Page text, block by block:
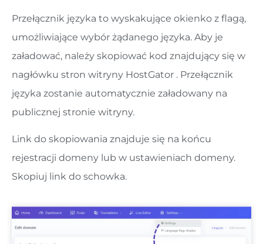
Przełącznik języka to wyskakujące okienko z flagą,
umożliwiające wybór żądanego języka. Aby je
załadować, należy skopiować kod znajdujący się w
nagłówku stron witryny HostGator . Przełącznik
języka zostanie automatycznie załadowany na
publicznej stronie witryny.
Link do skopiowania znajduje się na końcu
rejestracji domeny lub w ustawieniach domeny.
Skopiuj link do schowka.